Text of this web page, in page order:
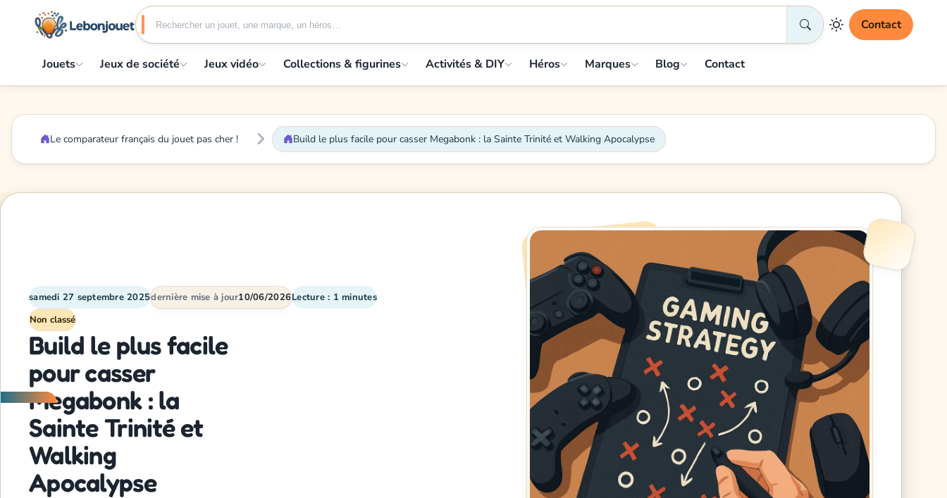
Contact
Jouets Jeux de société Jeux vidéo Collections & figurines Activités & DIY Héros Marques Blog Contact
Le comparateur français du jouet pas cher ! Build le plus facile pour casser Megabonk : la Sainte Trinité et Walking Apocalypse
samedi 27 septembre 2025dernière mise à jour10/06/2026Lecture : 1 minutes
Non classé
Build le plus facile
pour casser
Megabonk : la
Sainte Trinité et
Walking
Apocalypse